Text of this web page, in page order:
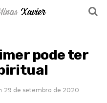
pode ter
29 de setembro de 2020